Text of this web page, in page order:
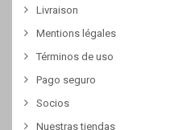
Livraison
Mentions légales
Términos de uso
Pago seguro
Socios
Nuestras tiendas